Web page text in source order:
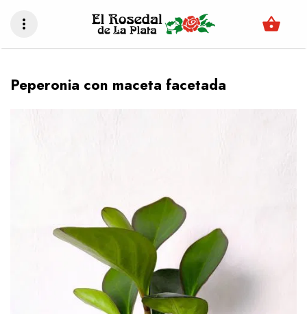
more_vert shopping_basket
Peperonia con maceta facetada